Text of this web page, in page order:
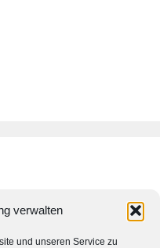
verwalten
und unseren Service zu